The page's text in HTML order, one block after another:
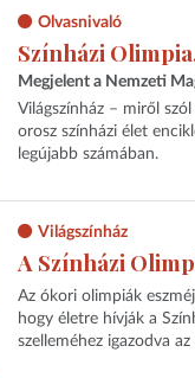
Olvasnivaló
Színházi
Megjelent a Nemzeti
Világszínház – miről
orosz színházi élet
legújabb számában.
Világszínház
A Színházi
Az ókori olimpiák
hogy életre hívják a
szelleméhez igazodva